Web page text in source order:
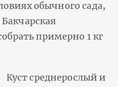
обычного сада,
Бакчарская
примерно 1 кг
Куст среднерослый и